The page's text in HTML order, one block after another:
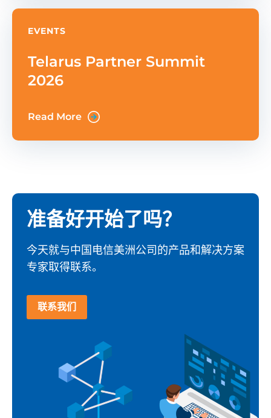
EVENTS
Telarus Partner Summit
2026
Read More
准备好开始了吗？
今天就与中国电信美洲公司的产品和解决方案
专家取得联系。
联系我们